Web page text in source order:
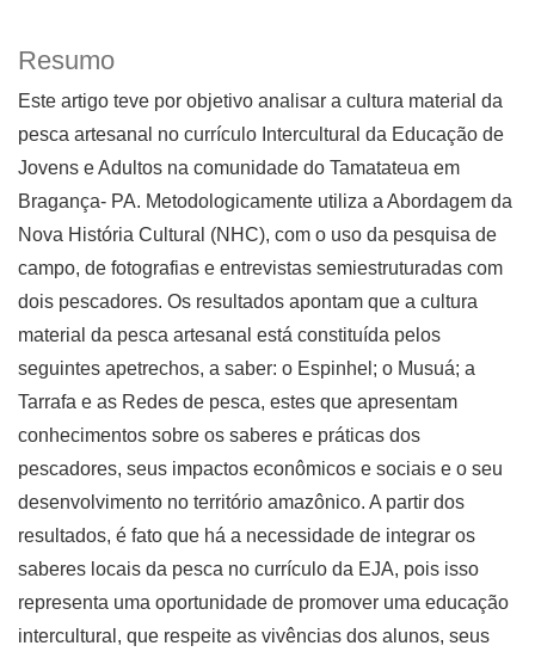
Resumo
Este artigo teve por objetivo analisar a cultura material da
pesca artesanal no currículo Intercultural da Educação de
Jovens e Adultos na comunidade do Tamatateua em
Bragança- PA. Metodologicamente utiliza a Abordagem da
Nova História Cultural (NHC), com o uso da pesquisa de
campo, de fotografias e entrevistas semiestruturadas com
dois pescadores. Os resultados apontam que a cultura
material da pesca artesanal está constituída pelos
seguintes apetrechos, a saber: o Espinhel; o Musuá; a
Tarrafa e as Redes de pesca, estes que apresentam
conhecimentos sobre os saberes e práticas dos
pescadores, seus impactos econômicos e sociais e o seu
desenvolvimento no território amazônico. A partir dos
resultados, é fato que há a necessidade de integrar os
saberes locais da pesca no currículo da EJA, pois isso
representa uma oportunidade de promover uma educação
intercultural, que respeite as vivências dos alunos, seus